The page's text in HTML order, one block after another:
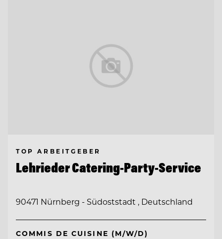
TOP ARBEITGEBER
Lehrieder Catering-Party-Service
90471 Nürnberg - Südoststadt , Deutschland
COMMIS DE CUISINE (M/W/D)